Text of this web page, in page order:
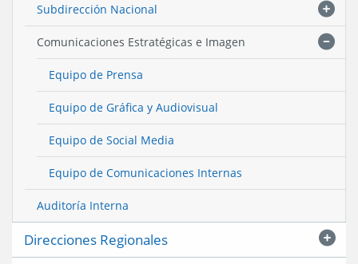
Subdirección Nacional
Comunicaciones Estratégicas e Imagen
Equipo de Prensa
Equipo de Gráfica y Audiovisual
Equipo de Social Media
Equipo de Comunicaciones Internas
Auditoría Interna
Direcciones Regionales